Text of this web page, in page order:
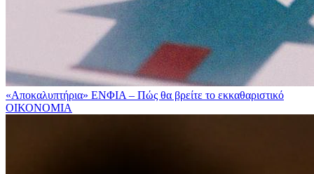
«Αποκαλυπτήρια» ΕΝΦΙΑ – Πώς θα βρείτε το εκκαθαριστικό
ΟΙΚΟΝΟΜΙΑ